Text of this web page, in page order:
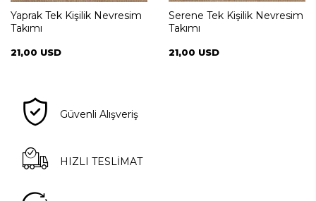
Yaprak Tek Kişilik Nevresim
Takımı
21,00 USD
Serene Tek Kişilik Nevresim
Takımı
21,00 USD
Güvenli Alışveriş
HIZLI TESLİMAT